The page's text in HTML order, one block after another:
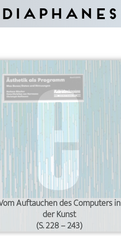
Diaphanes
Auftauchen des Computers in
der Kunst
(S. 228 – 243)